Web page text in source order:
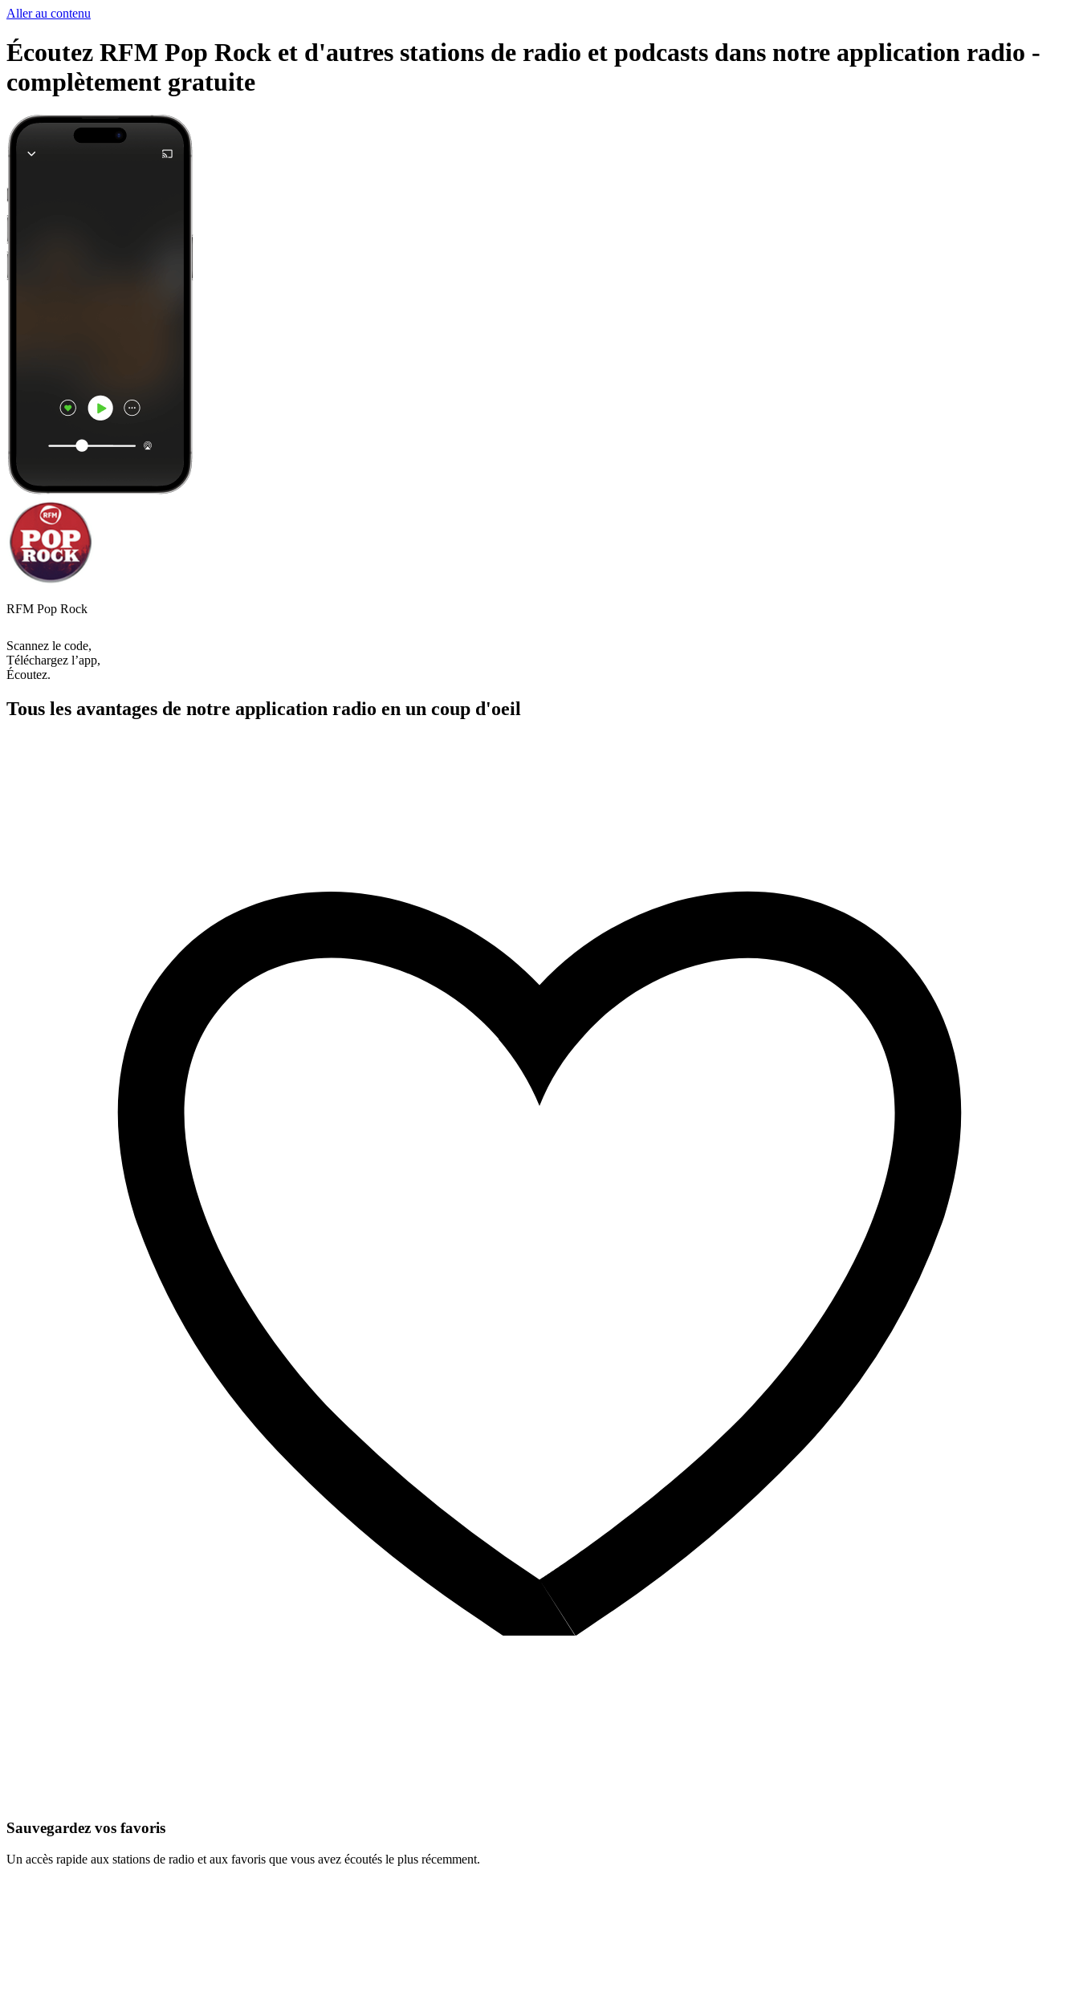
Aller au contenu
Écoutez RFM Pop Rock et d'autres stations de radio et podcasts dans notre application radio -
complètement gratuite
RFM Pop Rock
Scannez le code,
Téléchargez l’app,
Écoutez.
Tous les avantages de notre application radio en un coup d'oeil
Sauvegardez vos favoris
Un accès rapide aux stations de radio et aux favoris que vous avez écoutés le plus récemment.